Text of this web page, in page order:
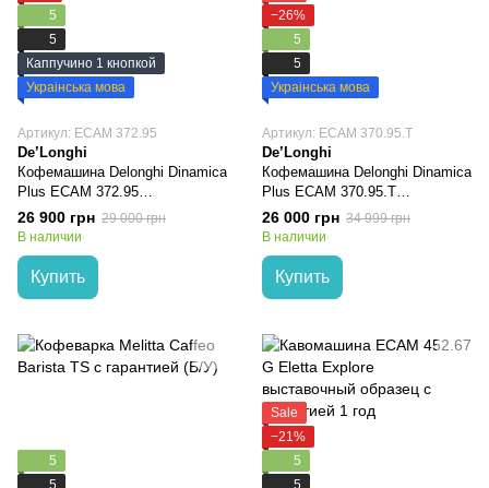
5
5
Каппучино 1 кнопкой
Украінська мова
Артикул: ECAM 372.95
De’Longhi
Кофемашина Delonghi Dinamica
Plus ECAM 372.95
выставочный образец с
гарантией 1 год
26 900 грн 29 000 грн
В наличии
Купить
−26%
5
5
Украінська мова
Артикул: ECAM 370.95.T
De’Longhi
Кофемашина Delonghi Dinamica
Plus ECAM 370.95.T
выставочный образец с
гарантией 1 год
26 000 грн 34 999 грн
В наличии
Купить
5
5
Sale
−21%
5
5